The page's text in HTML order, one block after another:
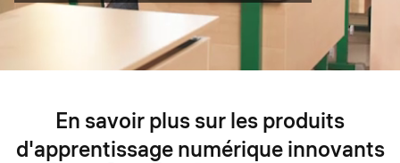
En savoir plus sur les produits
d'apprentissage numérique innovants